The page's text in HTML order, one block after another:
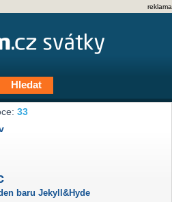
reklama
33
baru Jekyll&Hyde